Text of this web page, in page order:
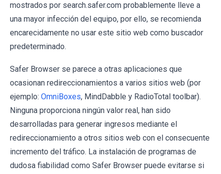
mostrados por search.safer.com probablemente lleve a
una mayor infección del equipo, por ello, se recomienda
encarecidamente no usar este sitio web como buscador
predeterminado.
Safer Browser se parece a otras aplicaciones que
ocasionan redireccionamientos a varios sitios web (por
ejemplo: OmniBoxes, MindDabble y RadioTotal toolbar).
Ninguna proporciona ningún valor real, han sido
desarrolladas para generar ingresos mediante el
redireccionamiento a otros sitios web con el consecuente
incremento del tráfico. La instalación de programas de
dudosa fiabilidad como Safer Browser puede evitarse si